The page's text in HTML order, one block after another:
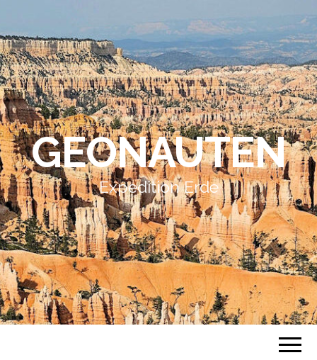
GEONAUTEN
Expedition Erde